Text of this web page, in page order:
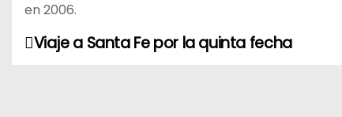
en 2006.
NViaje a Santa Fe por la quinta fecha